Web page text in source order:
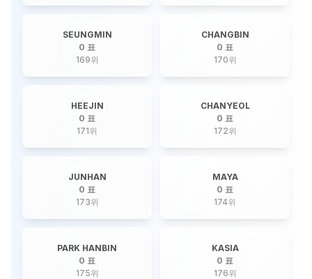
SEUNGMIN
0 표
169위
CHANGBIN
0 표
170위
HEEJIN
0 표
171위
CHANYEOL
0 표
172위
JUNHAN
0 표
173위
MAYA
0 표
174위
PARK HANBIN
0 표
175위
KASIA
0 표
176위